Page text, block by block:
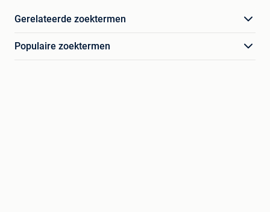
Gerelateerde zoektermen
Populaire zoektermen